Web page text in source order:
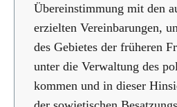
Übereinstimmung mit den
erzielten Vereinbarungen,
des Gebietes der früheren
unter die Verwaltung des
kommen und in dieser